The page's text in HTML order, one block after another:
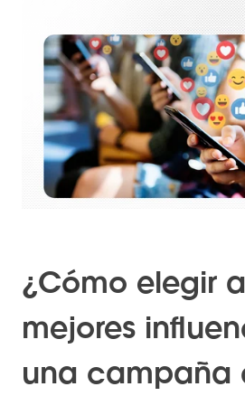
¿Cómo elegir
mejores
una campaña